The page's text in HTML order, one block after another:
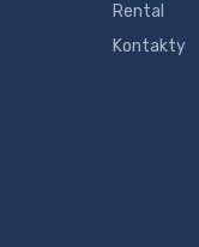
Rental
Kontakty